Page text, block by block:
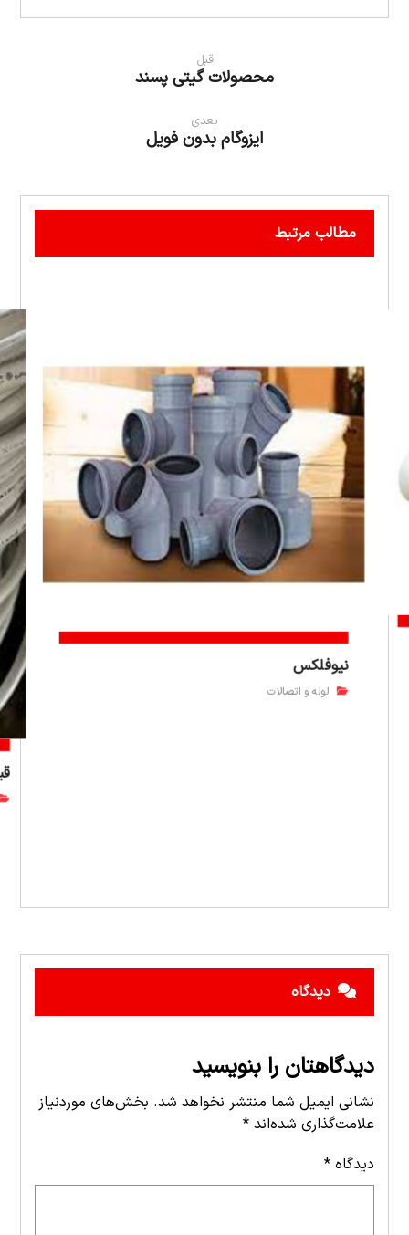
قبل
محصولات گیتی پسند
بعدی
ایزوگام بدون فویل
مطالب مرتبط
نیوفلکس
لوله و اتصالات
دیدگاه
دیدگاهتان را بنویسید
نشانی ایمیل شما منتشر نخواهد شد. بخش‌های موردنیاز
علامت‌گذاری شده‌اند*
دیدگاه*